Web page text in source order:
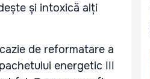
și intoxică alți
de reformatare a
energetic III